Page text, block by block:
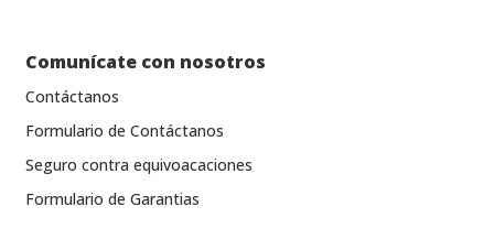
Comunícate con nosotros
Contáctanos
Formulario de Contáctanos
Seguro contra equivoacaciones
Formulario de Garantias